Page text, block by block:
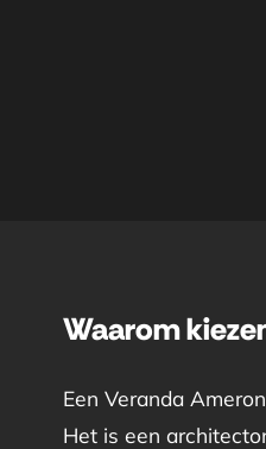
Waarom
Een Veranda
Het is een